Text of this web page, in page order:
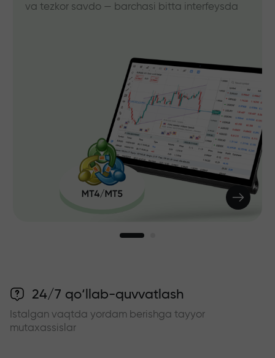
va tezkor savdo — barchasi bitta interfeysda
24/7 qo‘llab-quvvatlash
Istalgan vaqtda yordam berishga tayyor
mutaxassislar